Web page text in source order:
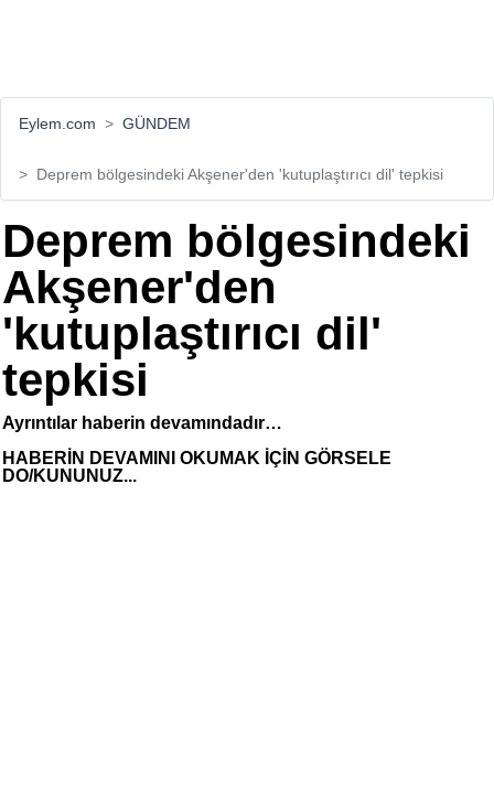
Eylem.com GÜNDEM
Deprem bölgesindeki Akşener'den 'kutuplaştırıcı dil' tepkisi
Deprem bölgesindeki
Akşener'den
'kutuplaştırıcı dil'
tepkisi
Ayrıntılar haberin devamındadır…
HABERİN DEVAMINI OKUMAK İÇİN GÖRSELE
DO/KUNUNUZ...